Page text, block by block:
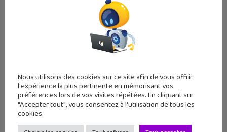
Harry Potter – Hogwarts Legacy : le
Nous utilisons des cookies sur ce site afin de vous offrir
l'expérience la plus pertinente en mémorisant vos
préférences lors de vos visites répétées. En cliquant sur
"Accepter tout", vous consentez à l'utilisation de tous les
cookies.